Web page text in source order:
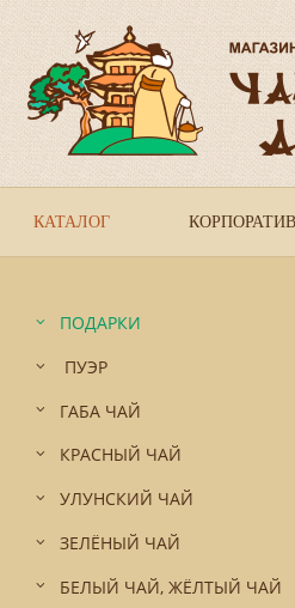
КАТАЛОГ
ПОДАРКИ
ПУЭР
ГАБА ЧАЙ
КРАСНЫЙ ЧАЙ
УЛУНСКИЙ ЧАЙ
ЗЕЛЁНЫЙ ЧАЙ
БЕЛЫЙ ЧАЙ, ЖЁЛТЫЙ ЧАЙ